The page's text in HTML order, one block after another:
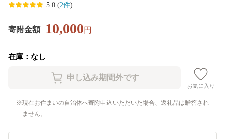
5.0 (2件)
寄附金額 10,000円
在庫：なし
お気に入り
現在お住まいの自治体へ寄附申込いただいた場合、返礼品は贈答され
ません。